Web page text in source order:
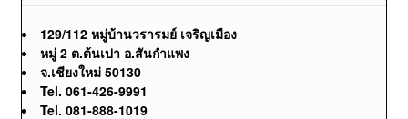
129/112 หมู่บ้านวรารมย์ เจริญเมือง
หมู่ 2 ต.ต้นเปา อ.สันกำแพง
จ.เชียงใหม่ 50130
Tel. 061-426-9991
Tel. 081-888-1019